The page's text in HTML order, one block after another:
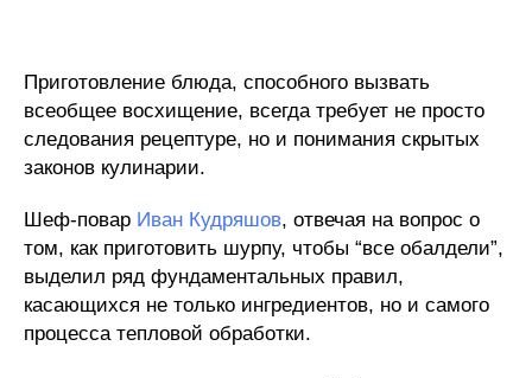
Приготовление блюда, способного вызвать
всеобщее восхищение, всегда требует не просто
следования рецептуре, но и понимания скрытых
законов кулинарии.
Шеф-повар Иван Кудряшов, отвечая на вопрос о
том, как приготовить шурпу, чтобы “все обалдели”,
выделил ряд фундаментальных правил,
касающихся не только ингредиентов, но и самого
процесса тепловой обработки.